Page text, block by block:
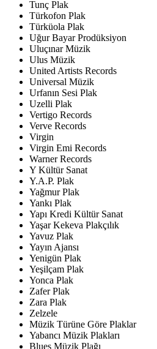
Tunç Plak
Türkofon Plak
Türküola Plak
Uğur Bayar Prodüksiyon
Uluçınar Müzik
Ulus Müzik
United Artists Records
Universal Müzik
Urfanın Sesi Plak
Uzelli Plak
Vertigo Records
Verve Records
Virgin
Virgin Emi Records
Warner Records
Y Kültür Sanat
Y.A.P. Plak
Yağmur Plak
Yankı Plak
Yapı Kredi Kültür Sanat
Yaşar Kekeva Plakçılık
Yavuz Plak
Yayın Ajansı
Yenigün Plak
Yeşilçam Plak
Yonca Plak
Zafer Plak
Zara Plak
Zelzele
Müzik Türüne Göre Plaklar
Yabancı Müzik Plakları
Blues Müzik Plağı